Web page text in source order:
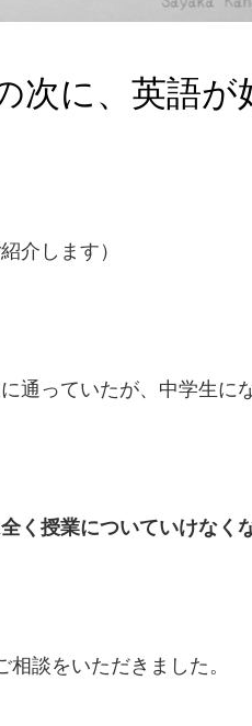
次に、英語が
介します）
通っていたが、中学生に
く授業についていけなく
談をいただきました。